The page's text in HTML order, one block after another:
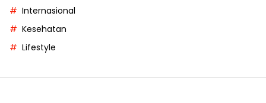
Internasional
Kesehatan
Lifestyle